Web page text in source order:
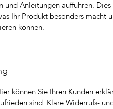
und Anleitungen aufführen.
Ihr Produkt besonders macht
können.
können Sie Ihren Kunden
sind. Klare Widerrufs-